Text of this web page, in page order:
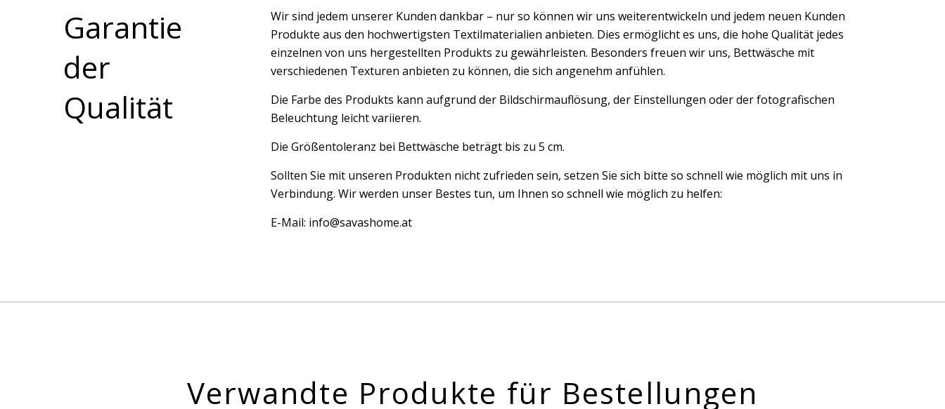
Garantie
der
Qualität
Wir sind jedem unserer Kunden dankbar – nur so können wir uns weiterentwickeln und jedem neuen Kunden
Produkte aus den hochwertigsten Textilmaterialien anbieten. Dies ermöglicht es uns, die hohe Qualität jedes
einzelnen von uns hergestellten Produkts zu gewährleisten. Besonders freuen wir uns, Bettwäsche mit
verschiedenen Texturen anbieten zu können, die sich angenehm anfühlen.
Die Farbe des Produkts kann aufgrund der Bildschirmauflösung, der Einstellungen oder der fotografischen
Beleuchtung leicht variieren.
Die Größentoleranz bei Bettwäsche beträgt bis zu 5 cm.
Sollten Sie mit unseren Produkten nicht zufrieden sein, setzen Sie sich bitte so schnell wie möglich mit uns in
Verbindung. Wir werden unser Bestes tun, um Ihnen so schnell wie möglich zu helfen:
E-Mail: info@savashome.at
Verwandte Produkte für Bestellungen